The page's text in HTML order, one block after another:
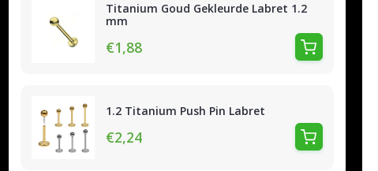
Titanium Goud Gekleurde Labret 1.2
mm
€1,88
1.2 Titanium Push Pin Labret
€2,24